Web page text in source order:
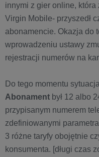
innymi z gier online,
Virgin Mobile- przyszedł
abonamencie. Okazja do
wprowadzeniu ustawy
rejestracji numerów na
Do tego momentu
Abonament był 12 albo
przypisanym numerem
zdefiniowanymi
3 różne taryfy obojętnie
konsumenta. [długi czas